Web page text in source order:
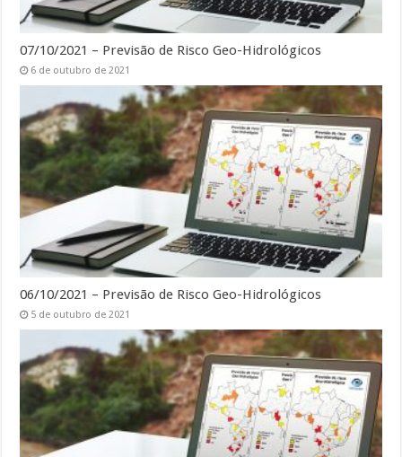
07/10/2021 – Previsão de Risco Geo-Hidrológicos
6 de outubro de 2021
06/10/2021 – Previsão de Risco Geo-Hidrológicos
5 de outubro de 2021